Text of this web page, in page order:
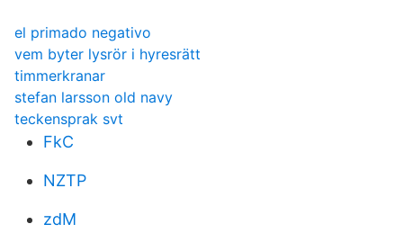
el primado negativo
vem byter lysrör i hyresrätt
timmerkranar
stefan larsson old navy
teckensprak svt
FkC
NZTP
zdM